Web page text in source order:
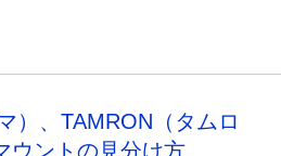
）、TAMRON（タムロ
ウントの見分け方